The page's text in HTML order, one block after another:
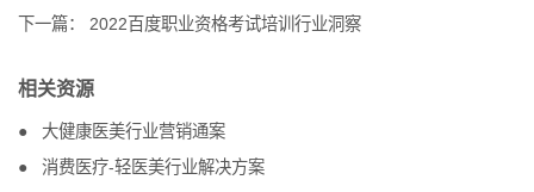
下一篇：
2022百度职业资格考试培训行业洞察
相关资源
大健康医美行业营销通案
消费医疗-轻医美行业解决方案